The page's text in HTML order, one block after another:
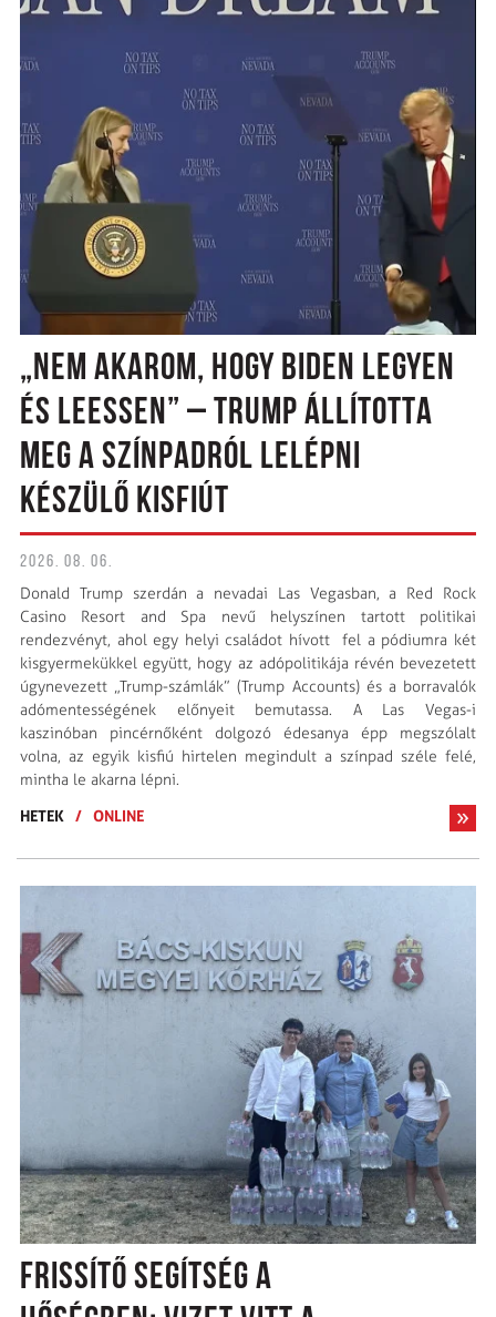
„NEM AKAROM, HOGY BIDEN LEGYEN
ÉS LEESSEN” – TRUMP ÁLLÍTOTTA
MEG A SZÍNPADRÓL LELÉPNI
KÉSZÜLŐ KISFIÚT
2026. 08. 06.
Donald Trump szerdán a nevadai Las Vegasban, a Red Rock
Casino Resort and Spa nevű helyszínen tartott politikai
rendezvényt, ahol egy helyi családot hívott fel a pódiumra két
kisgyermekükkel együtt, hogy az adópolitikája révén bevezetett
úgynevezett „Trump-számlák” (Trump Accounts) és a borravalók
adómentességének előnyeit bemutassa. A Las Vegas-i
kaszinóban pincérnőként dolgozó édesanya épp megszólalt
volna, az egyik kisfiú hirtelen megindult a színpad széle felé,
mintha le akarna lépni.
HETEK
/ ONLINE
FRISSÍTŐ SEGÍTSÉG A